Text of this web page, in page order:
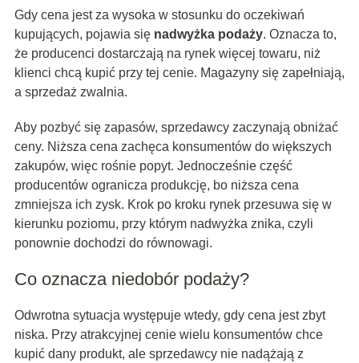
Gdy cena jest za wysoka w stosunku do oczekiwań
kupujących, pojawia się nadwyżka podaży. Oznacza to,
że producenci dostarczają na rynek więcej towaru, niż
klienci chcą kupić przy tej cenie. Magazyny się zapełniają,
a sprzedaż zwalnia.
Aby pozbyć się zapasów, sprzedawcy zaczynają obniżać
ceny. Niższa cena zachęca konsumentów do większych
zakupów, więc rośnie popyt. Jednocześnie część
producentów ogranicza produkcję, bo niższa cena
zmniejsza ich zysk. Krok po kroku rynek przesuwa się w
kierunku poziomu, przy którym nadwyżka znika, czyli
ponownie dochodzi do równowagi.
Co oznacza niedobór podaży?
Odwrotna sytuacja występuje wtedy, gdy cena jest zbyt
niska. Przy atrakcyjnej cenie wielu konsumentów chce
kupić dany produkt, ale sprzedawcy nie nadążają z